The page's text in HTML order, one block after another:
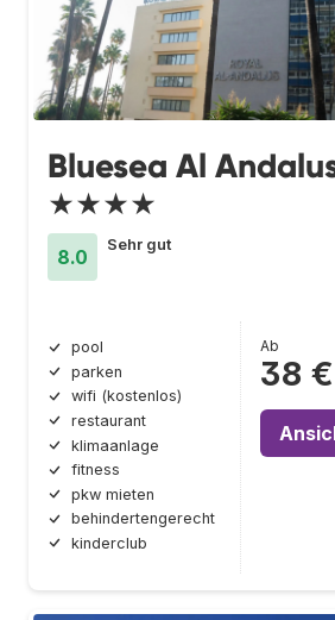
Bluesea Al
★★★★
8.0
Sehr gut
pool
parken
wifi (kostenlos)
restaurant
klimaanlage
fitness
pkw mieten
behindertengerecht
kinderclub
Ab
38 €